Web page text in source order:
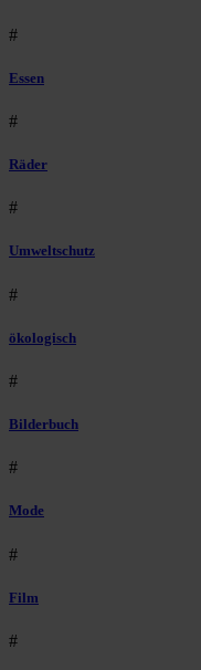
#
Essen
#
Räder
#
Umweltschutz
#
ökologisch
#
Bilderbuch
#
Mode
#
Film
#